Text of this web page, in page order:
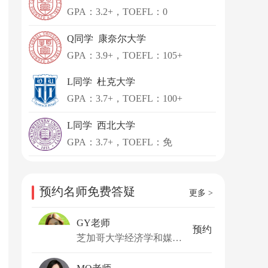
GPA：3.2+，TOEFL：0
Q同学 康奈尔大学
GPA：3.9+，TOEFL：105+
L同学 杜克大学
GPA：3.7+，TOEFL：100+
L同学 西北大学
GPA：3.7+，TOEFL：免
预约名师免费答疑 更多 >
GY老师
芝加哥大学经济学和媒体艺术与设计学士
预约